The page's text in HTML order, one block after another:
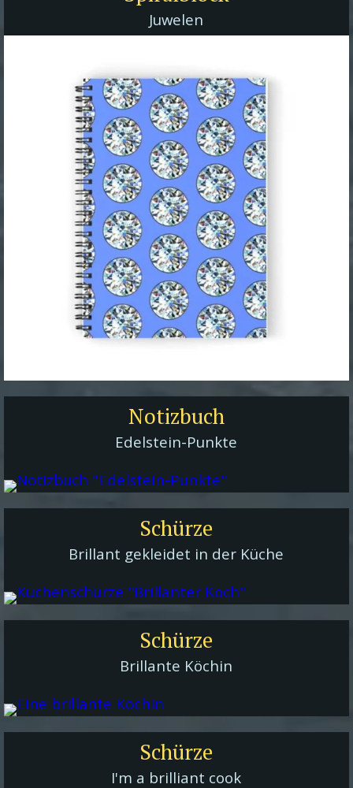
Juwelen
Notizbuch
Edelstein-Punkte
Schürze
Brillant gekleidet in der Küche
Schürze
Brillante Köchin
Schürze
I'm a brilliant cook